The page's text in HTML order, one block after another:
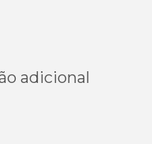
adicional